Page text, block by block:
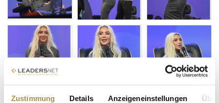
Zustimmung Details Anzeigeneinstellungen